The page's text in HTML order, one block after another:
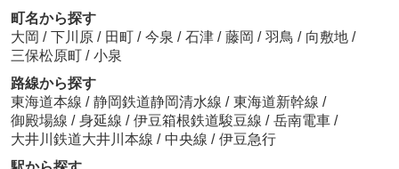
町名から探す
大岡 / 下川原 / 田町 / 今泉 / 石津 / 藤岡 / 羽鳥 / 向敷地 /
三保松原町 / 小泉
路線から探す
東海道本線 / 静岡鉄道静岡清水線 / 東海道新幹線 /
御殿場線 / 身延線 / 伊豆箱根鉄道駿豆線 / 岳南電車 /
大井川鉄道大井川本線 / 中央線 / 伊豆急行